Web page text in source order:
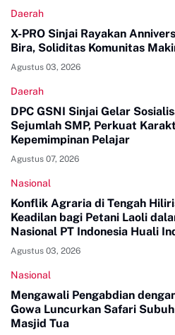
Daerah
X-PRO Sinjai Rayakan
Bira, Soliditas Komunitas
Agustus 03, 2026
Daerah
DPC GSNI Sinjai Gelar
Sejumlah SMP, Perkuat
Kepemimpinan Pelajar
Agustus 07, 2026
Nasional
Konflik Agraria di Tengah
Keadilan bagi Petani Laoli
Nasional PT Indonesia Huali
Agustus 03, 2026
Nasional
Mengawali Pengabdian
Gowa Luncurkan Safari
Masjid Tua